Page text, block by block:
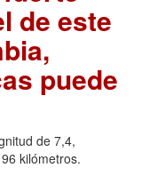
de este
puede
de 7,4,
kilómetros.